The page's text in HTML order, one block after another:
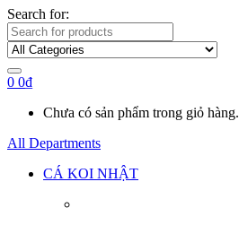
Search for:
0 0₫
Chưa có sản phẩm trong giỏ hàng.
All Departments
CÁ KOI NHẬT